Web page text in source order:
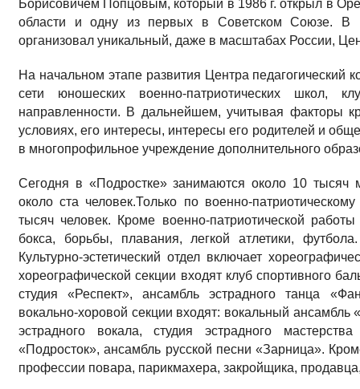
Борисовичем Попцовым, который в 1986 г. открыл в
области и одну из первых в Советском Союзе. В
организовал уникальный, даже в масштабах России,
На начальном этапе развития Центра педагогический
сети юношеских военно-патриотических школ,
направленности. В дальнейшем, учитывая факторы
условиях, его интересы, интересы его родителей и
в многопрофильное учреждение дополнительного
Сегодня в «Подростке» занимаются около 10 тысяч
около ста человек.Только по военно-
тысяч человек. Кроме военно-патриотической
бокса, борьбы, плавания, легкой атлетики,
Культурно-эстетический отдел включает
хореографической секции входят клуб спортивного
студия «Респект», ансамбль эстрадного танца
вокально-хоровой секции входят: вокальный
эстрадного вокала, студия эстрадного
«Подросток», ансамбль русской песни «Зарница».
профессии повара, парикмахера, закройщика,